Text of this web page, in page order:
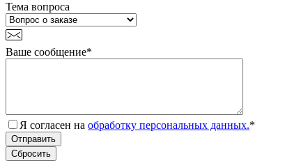
Тема вопроса
Ваше сообщение*
Я согласен на обработку персональных данных.*